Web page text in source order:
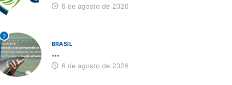
6 de agosto de 2026
2
BRASIL
...
6 de agosto de 2026